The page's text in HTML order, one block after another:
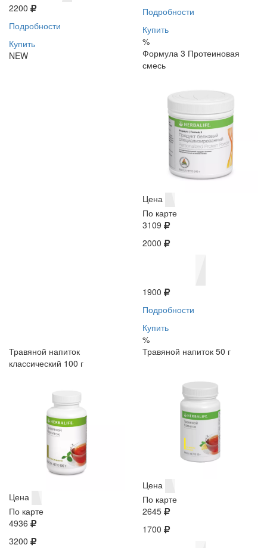
2200
Подробности
Купить
NEW
Подробности
Купить
%
Формула 3 Протеиновая
смесь
Цена
По карте
3109
2000
1900
Подробности
Купить
%
Травяной напиток
классический 100 г
Цена
По карте
4936
3200
Травяной напиток 50 г
Цена
По карте
2645
1700